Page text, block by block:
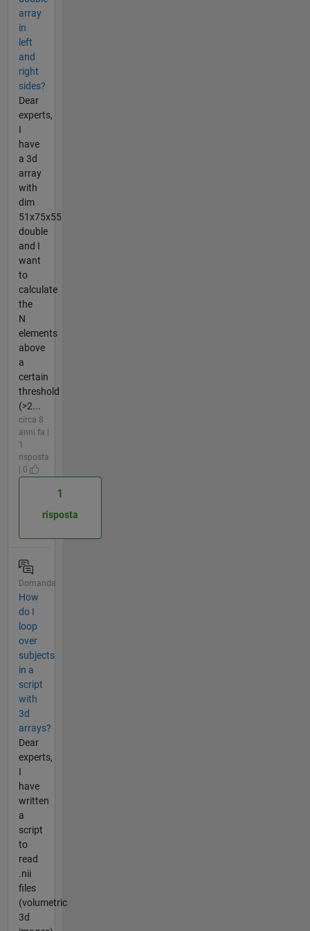
array
in
left
and
right
sides?
Dear
experts,
I
have
a 3d
array
with
dim
51x75x55
double
and I
want
to
calculate
the
N
elements
above
a
certain
threshold
(>2...
circa 8
anni fa |
1
risposta
| 0
1
risposta
Domanda
How
do I
loop
over
subjects
in a
script
with
3d
arrays?
Dear
experts,
I
have
written
a
script
to
read
.nii
files
(volumetric
3d